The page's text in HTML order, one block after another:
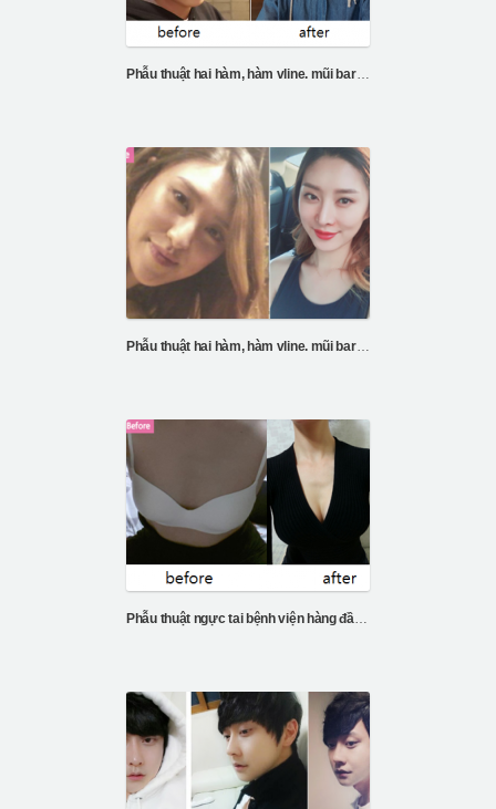
Phẫu thuật hai hàm, hàm vline. mũi barbie
Phẫu thuật hai hàm, hàm vline. mũi barbie
Phẫu thuật ngực tai bệnh viện hàng đầu Hàn Quốc